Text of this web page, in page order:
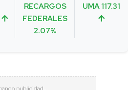
RECARGOS
FEDERALES
2.07%
UMA 117.31